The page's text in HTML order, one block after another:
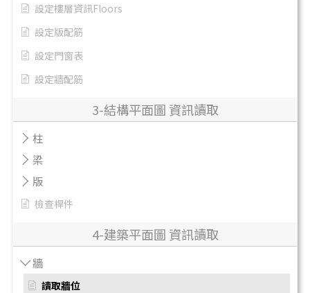
設定樓層資訊Floors
設定版配筋
設定門窗表
設定牆配筋
3-結構平面圖 資訊讀取
柱
梁
版
檢查桿件
4-建築平面圖 資訊讀取
牆
讀取牆位